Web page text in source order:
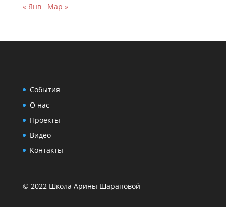
« Янв
Мар »
События
О нас
Проекты
Видео
Контакты
© 2022 Школа Арины Шараповой